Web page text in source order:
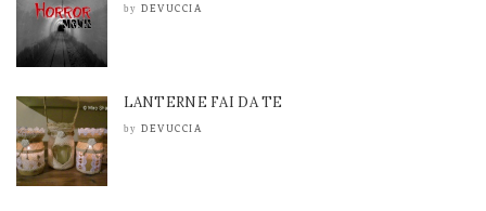
by DEVUCCIA
LANTERNE FAI DA TE
by DEVUCCIA